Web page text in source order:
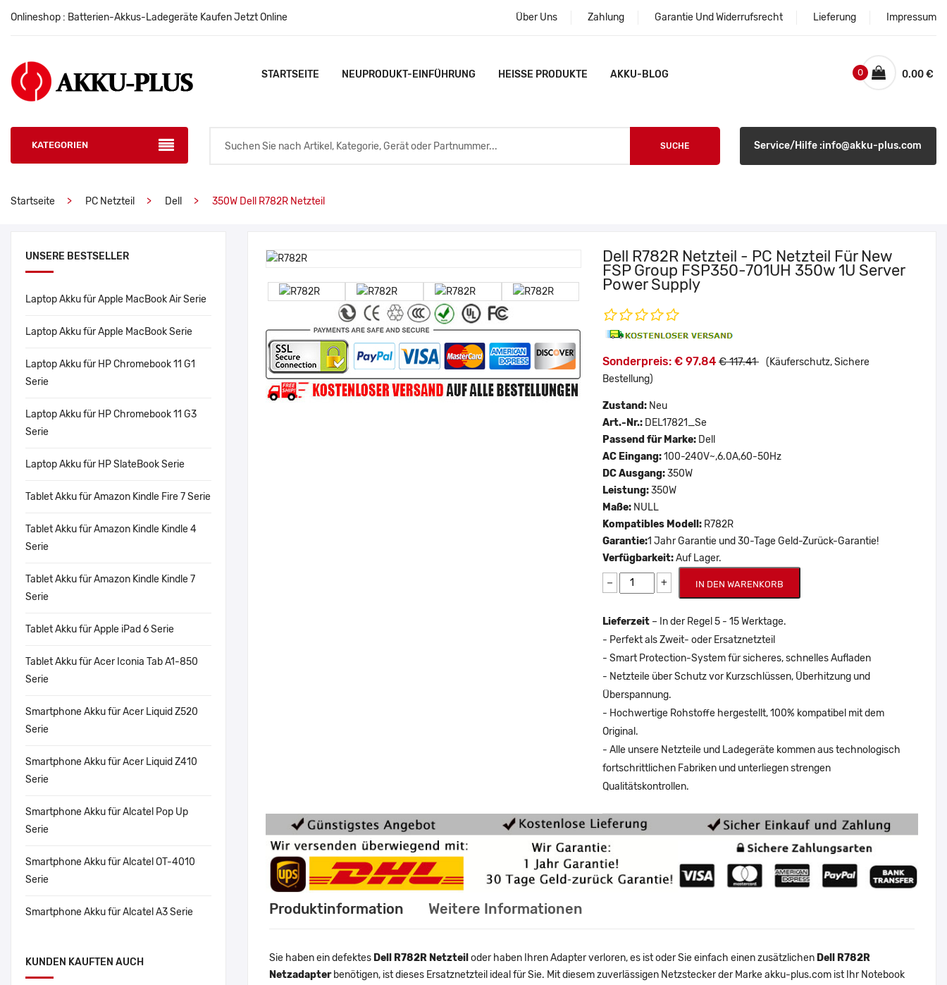
Onlineshop : Batterien-Akkus-Ladegeräte Kaufen Jetzt Online Über Uns Zahlung Garantie Und Widerrufsrecht Lieferung Impressum
STARTSEITE NEUPRODUKT-EINFÜHRUNG HEISSE PRODUKTE AKKU-BLOG 0.00 €
0
KATEGORIEN SUCHE Service/Hilfe :info@akku-plus.com
Startseite PC Netzteil Dell 350W Dell R782R Netzteil
UNSERE BESTSELLER
Laptop Akku für Apple MacBook Air Serie
Laptop Akku für Apple MacBook Serie
Laptop Akku für HP Chromebook 11 G1
Serie
Laptop Akku für HP Chromebook 11 G3
Serie
Laptop Akku für HP SlateBook Serie
Tablet Akku für Amazon Kindle Fire 7 Serie
Tablet Akku für Amazon Kindle Kindle 4
Serie
Tablet Akku für Amazon Kindle Kindle 7
Serie
Tablet Akku für Apple iPad 6 Serie
Tablet Akku für Acer Iconia Tab A1-850
Serie
Smartphone Akku für Acer Liquid Z520
Serie
Smartphone Akku für Acer Liquid Z410
Serie
Smartphone Akku für Alcatel Pop Up
Serie
Smartphone Akku für Alcatel OT-4010
Serie
Smartphone Akku für Alcatel A3 Serie
KUNDEN KAUFTEN AUCH
Dell R782R Netzteil - PC Netzteil Für New
FSP Group FSP350-701UH 350w 1U Server
Power Supply
Sonderpreis: € 97.84 € 117.41 (Käuferschutz, Sichere
Bestellung)
Zustand: Neu
Art.-Nr.: DEL17821_Se
Passend für Marke: Dell
AC Eingang:100-240V~,6.0A,60-50Hz
DC Ausgang:350W
Leistung:350W
Maße: NULL
Kompatibles Modell: R782R
Garantie:1 Jahr Garantie und 30-Tage Geld-Zurück-Garantie!
Verfügbarkeit:Auf Lager.
− + IN DEN WARENKORB
Lieferzeit – In der Regel 5 - 15 Werktage.
- Perfekt als Zweit- oder Ersatznetzteil
- Smart Protection-System für sicheres, schnelles Aufladen
- Netzteile über Schutz vor Kurzschlüssen, Überhitzung und
Überspannung.
- Hochwertige Rohstoffe hergestellt, 100% kompatibel mit dem
Original.
- Alle unsere Netzteile und Ladegeräte kommen aus technologisch
fortschrittlichen Fabriken und unterliegen strengen
Qualitätskontrollen.
Produktinformation Weitere Informationen
Sie haben ein defektes Dell R782R Netzteil oder haben Ihren Adapter verloren, es ist oder Sie einfach einen zusätzlichen Dell R782R
Netzadapterbenötigen, ist dieses Ersatznetzteil ideal für Sie. Mit diesem zuverlässigen Netzstecker der Marke akku-plus.com ist Ihr Notebook